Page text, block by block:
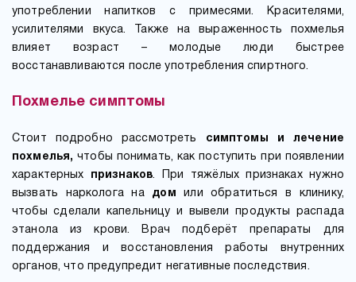
употреблении напитков с примесями. Красителями,
усилителями вкуса. Также на выраженность похмелья
влияет возраст – молодые люди быстрее
восстанавливаются после употребления спиртного.
Похмелье симптомы
Стоит подробно рассмотреть
симптомы и лечение
похмелья, чтобы понимать, как поступить при появлении
характерных
признаков. При тяжёлых признаках нужно
вызвать нарколога на дом
или обратиться в клинику,
чтобы сделали капельницу и вывели продукты распада
этанола из крови. Врач подберёт препараты для
поддержания и восстановления работы внутренних
органов, что предупредит негативные последствия.